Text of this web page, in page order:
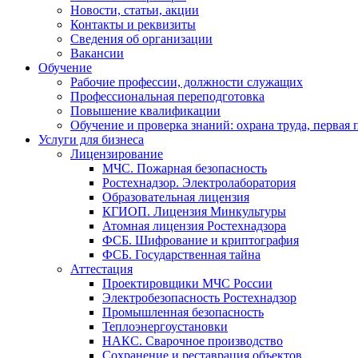
Новости, статьи, акции
Контакты и реквизиты
Сведения об организации
Вакансии
Обучение
Рабочие профессии, должности служащих
Профессиональная переподготовка
Повышение квалификации
Обучение и проверка знаний: охрана труда,
Услуги для бизнеса
Лицензирование
МЧС. Пожарная безопасность
Ростехнадзор. Электролаборатория
Образовательная лицензия
КГИОП. Лицензия Минкультуры
Атомная лицензия Ростехнадзора
ФСБ. Шифрование и криптография
ФСБ. Государственная тайна
Аттестация
Проектировщики МЧС России
Электробезопасность Ростехнадзор
Промышленная безопасность
Теплоэнергоустановки
НАКС. Сварочное производство
Сохранение и реставрация объектов